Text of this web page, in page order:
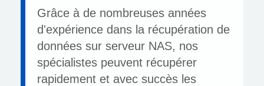
Grâce à de nombreuses années
d'expérience dans la récupération de
données sur serveur NAS, nos
spécialistes peuvent récupérer
rapidement et avec succès les